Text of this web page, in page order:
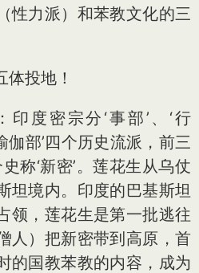
性力派）和苯教文化的三
投地！
度密宗分‘事部’、‘行
伽部’四个历史流派，前三
称‘新密’。莲花生从乌仗
坦境内。印度的巴基斯坦
领，莲花生是第一批逃往
人）把新密带到高原，首
的国教苯教的内容，成为